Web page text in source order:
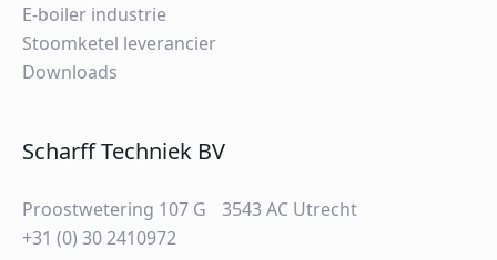
E-boiler industrie
Stoomketel leverancier
Downloads
Scharff Techniek BV
Proostwetering 107 G 3543 AC Utrecht
+31 (0) 30 2410972